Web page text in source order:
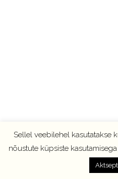
Sellel veebilehel kasutatakse
nõustute küpsiste